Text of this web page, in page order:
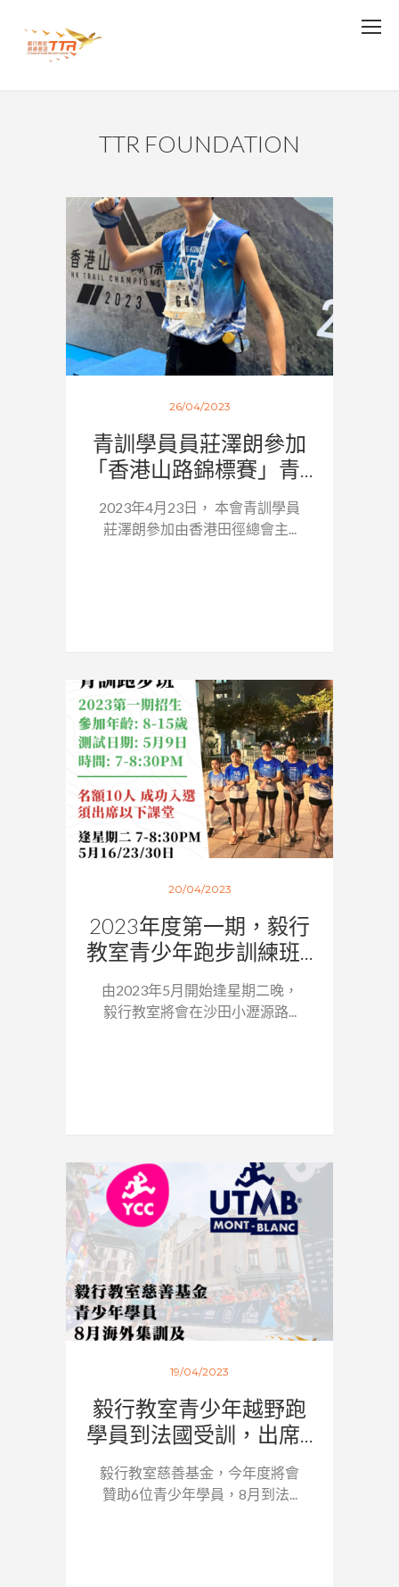
TTR FOUNDATION
26/04/2023
青訓學員員莊澤朗參加
「香港山路錦標賽」青...
2023年4月23日， 本會青訓學員
莊澤朗參加由香港田徑總會主...
20/04/2023
2023年度第一期，毅行
教室青少年跑步訓練班...
由2023年5月開始逢星期二晚，
毅行教室將會在沙田小瀝源路...
19/04/2023
毅行教室青少年越野跑
學員到法國受訓，出席...
毅行教室慈善基金，今年度將會
贊助6位青少年學員，8月到法...